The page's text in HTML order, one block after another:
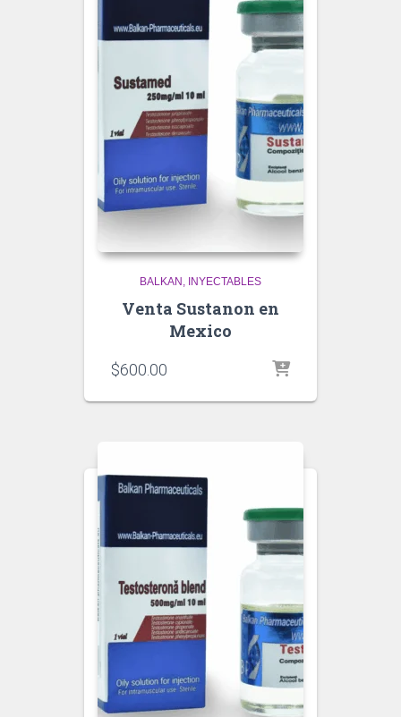
BALKAN INYECTABLES
Venta Sustanon en
Mexico
$600.00